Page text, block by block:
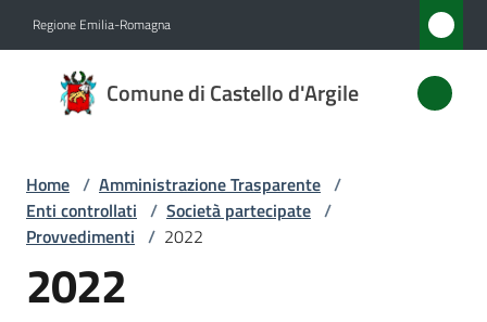
Regione Emilia-Romagna
Comune di Castello d'Argile
Comune
di
d'Argile
Amministrazione
Menu selezionato
Home / Amministrazione Trasparente /
Enti controllati / Società partecipate /
Provvedimenti / 2022
2022